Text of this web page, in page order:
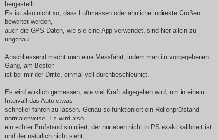
hergestellt.
Es ist also nicht so, dass Luftmassen oder ähnliche indirekte Größen
bewertet werden,
auch die GPS Daten, wie sie eine App verwendet, sind hier allein zu
ungenau.
Anschliessend macht man eine Messfahrt, indem man im vorgegebenen
Gang, am Besten
ist bei mir der Dritte, einmal voll durchbeschleunigt.
Es wird wirklich gemessen, wie viel Kraft abgegeben wird, um in einem
Intervall das Auto etwas
schneller fahren zu lassen. Genau so funktioniert ein Rollenprüfstand
normalerweise. Es wird also
ein echter Prüfstand simuliert, der nur eben nicht in PS exakt kalibriert ist
und der natürlich nicht sieht,